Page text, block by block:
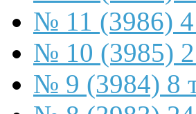
№ 11 (3986) 4
№ 10 (3985)
№ 9 (3984) 8